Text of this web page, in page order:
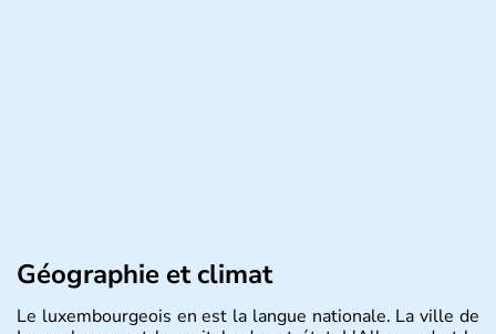
Géographie et climat
Le luxembourgeois en est la langue nationale. La ville de